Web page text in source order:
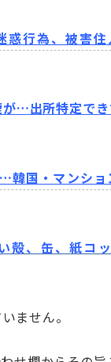
行為、被害
…出所特定で
韓国・マンシ
、缶、紙コ
ません。